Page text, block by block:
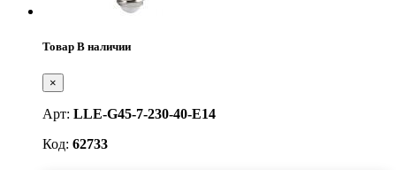
Товар В наличии
×
Арт: LLE-G45-7-230-40-E14
Код: 62733